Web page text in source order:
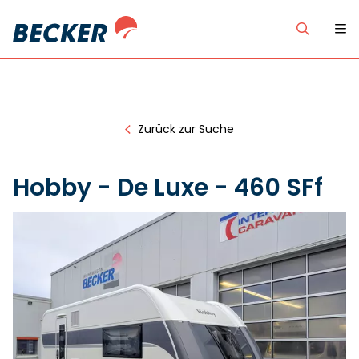
Zurück zur Suche
Hobby - De Luxe - 460 SFf